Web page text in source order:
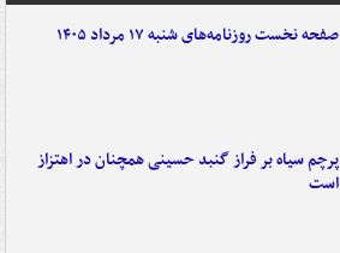
صفحه نخست روزنامه‌های شنبه ۱۷ مرداد ۱۴۰۵
پرچم سیاه بر فراز گنبد حسینی همچنان در اهتزاز
است